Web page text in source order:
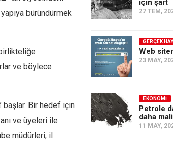
büründürmek
ve böylece
başlar. Bir hedef için
ve üyeleri ile
müdürleri, il
için şart
27 TEM,
GERÇEK
Web
23 MAY,
EKONOMI
Petrole
daha
11 MAY,